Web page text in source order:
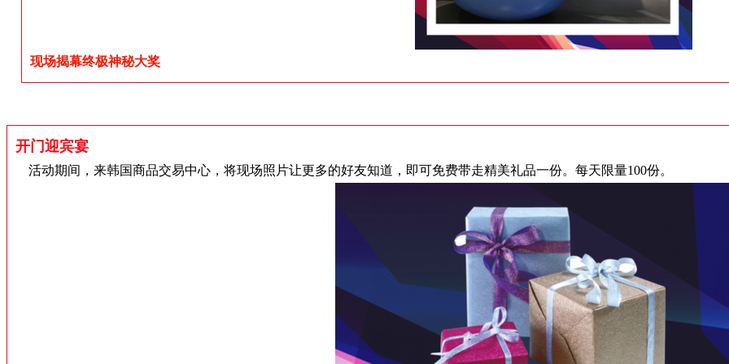
现场揭幕终极神秘大奖
开门迎宾宴
活动期间，来韩国商品交易中心，将现场照片让更多的好友知道，即可免费带走精美礼品一份。每天限量100份。